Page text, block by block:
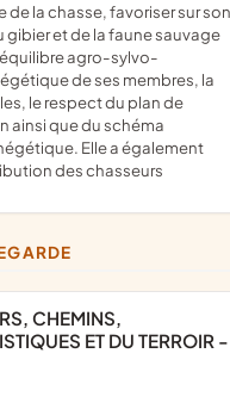
la chasse, favoriser sur son
et de la faune sauvage
agro-sylvo-
de ses membres, la
le respect du plan de
ainsi que du schéma
Elle a également
des chasseurs
ET DU TERROIR -